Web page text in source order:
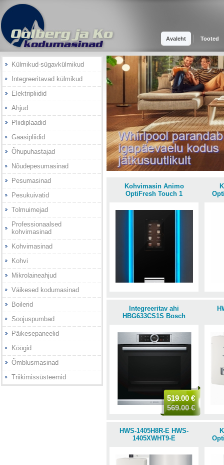
Avaleht Tooted
Külmikud-sügavkülmikud
Integreeritavad külmikud
Elektripliidid
Ahjud
Pliidiplaadid
Gaasipliidid
Õhupuhastajad
Nõudepesumasinad
Pesumasinad
Pesukuivatid
Tolmuimejad
Professionaalsed
kohvimasinad
Kohvimasinad
Kohvi
Mikrolaineahjud
Väikesed kodumasinad
Boilerid
Soojuspumbad
Päikesepaneelid
Köögid
Õmblusmasinad
Triikimissüsteemid
Kohvimasin Animo
OptiFresh Touch 1
Integreeritav ahi
HBG633CS1S Bosch
519.00 €
569.00 €
HWS-1405H8R-E HWS-
1405XWHT9-E